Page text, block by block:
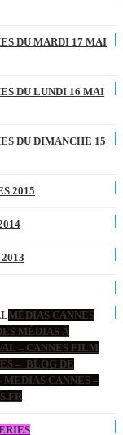
DU MARDI 17 MAI
DU LUNDI 16 MAI
DU DIMANCHE 15
2015
MÉDIAS CANNES
MÉDIAS À
– CANNES FILM
– BLOG DE
CANNES –